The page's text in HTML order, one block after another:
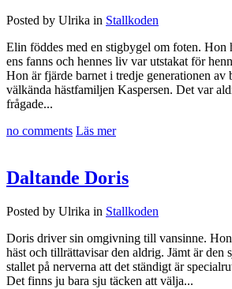
Posted by Ulrika in Stallkoden
Elin föddes med en stigbygel om foten. Hon
ens fanns och hennes liv var utstakat för
Hon är fjärde barnet i tredje generationen av
välkända hästfamiljen Kaspersen. Det var
frågade...
no comments Läs mer
Daltande Doris
Posted by Ulrika in Stallkoden
Doris driver sin omgivning till vansinne.
häst och tillrättavisar den aldrig. Jämt är den
stallet på nerverna att det ständigt är
Det finns ju bara sju täcken att välja...